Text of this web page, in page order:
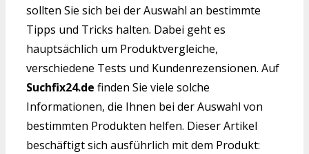
sollten Sie sich bei der Auswahl an bestimmte
Tipps und Tricks halten. Dabei geht es
hauptsächlich um Produktvergleiche,
verschiedene Tests und Kundenrezensionen. Auf
Suchfix24.de finden Sie viele solche
Informationen, die Ihnen bei der Auswahl von
bestimmten Produkten helfen. Dieser Artikel
beschäftigt sich ausführlich mit dem Produkt: